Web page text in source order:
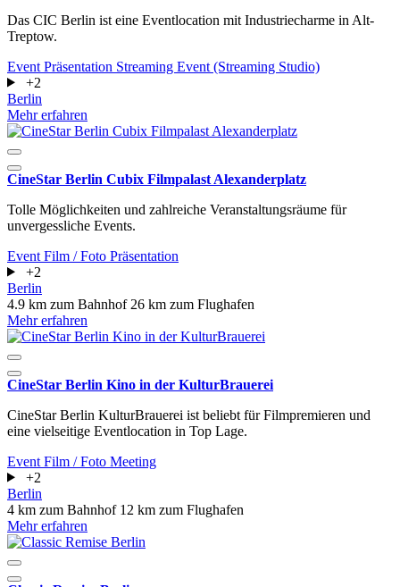
Das CIC Berlin ist eine Eventlocation mit Industriecharme in Alt-
Treptow.
Event Präsentation Streaming Event (Streaming Studio)
+2
Berlin
Mehr erfahren
CineStar Berlin Cubix Filmpalast Alexanderplatz
Tolle Möglichkeiten und zahlreiche Veranstaltungsräume für
unvergessliche Events.
Event Film / Foto Präsentation
+2
Berlin
4.9 km zum Bahnhof 26 km zum Flughafen
Mehr erfahren
CineStar Berlin Kino in der KulturBrauerei
CineStar Berlin KulturBrauerei ist beliebt für Filmpremieren und
eine vielseitige Eventlocation in Top Lage.
Event Film / Foto Meeting
+2
Berlin
4 km zum Bahnhof 12 km zum Flughafen
Mehr erfahren